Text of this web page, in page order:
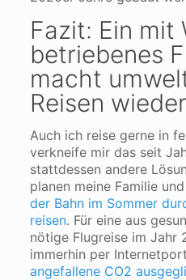
Fazit: Ein mit
betriebenes
macht
Reisen
Auch ich reise gerne in
verkneife mir das seit
stattdessen andere
planen meine Familie
der Bahn im Sommer
reisen. Für eine aus
nötige Flugreise im Jahr
immerhin per
angefallene CO2